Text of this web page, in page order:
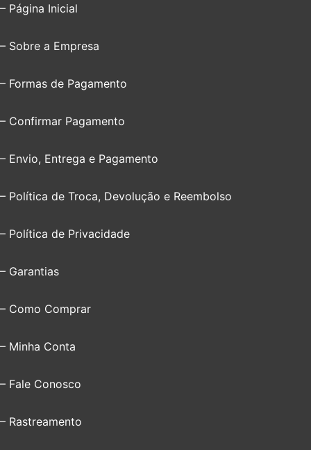
– Página Inicial
– Sobre a Empresa
– Formas de Pagamento
– Confirmar Pagamento
– Envio, Entrega e Pagamento
– Política de Troca, Devolução e Reembolso
– Política de Privacidade
– Garantias
– Como Comprar
– Minha Conta
– Fale Conosco
– Rastreamento